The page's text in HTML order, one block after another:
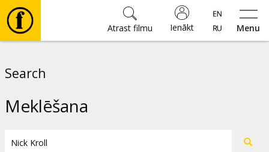
Menu
Ienākt
Atrast filmu
Search
Meklēšana